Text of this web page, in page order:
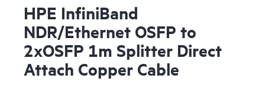
HPE InfiniBand
NDR/Ethernet OSFP to
2xOSFP 1m Splitter Direct
Attach Copper Cable